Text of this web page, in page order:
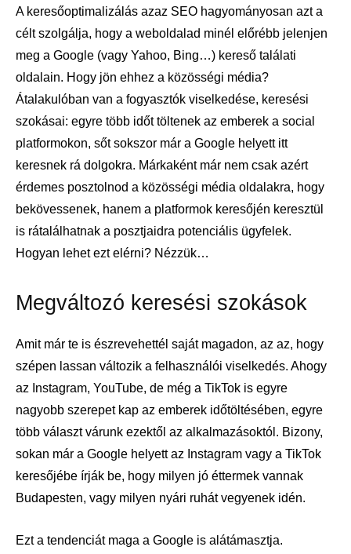
A keresőoptimalizálás azaz SEO hagyományosan azt a
célt szolgálja, hogy a weboldalad minél előrébb jelenjen
meg a Google (vagy Yahoo, Bing…) kereső találati
oldalain. Hogy jön ehhez a közösségi média?
Átalakulóban van a fogyasztók viselkedése, keresési
szokásai: egyre több időt töltenek az emberek a social
platformokon, sőt sokszor már a Google helyett itt
keresnek rá dolgokra. Márkaként már nem csak azért
érdemes posztolnod a közösségi média oldalakra, hogy
bekövessenek, hanem a platformok keresőjén keresztül
is rátalálhatnak a posztjaidra potenciális ügyfelek.
Hogyan lehet ezt elérni? Nézzük…
Megváltozó keresési szokások
Amit már te is észrevehettél saját magadon, az az, hogy
szépen lassan változik a felhasználói viselkedés. Ahogy
az Instagram, YouTube, de még a TikTok is egyre
nagyobb szerepet kap az emberek időtöltésében, egyre
több választ várunk ezektől az alkalmazásoktól. Bizony,
sokan már a Google helyett az Instagram vagy a TikTok
keresőjébe írják be, hogy milyen jó éttermek vannak
Budapesten, vagy milyen nyári ruhát vegyenek idén.
Ezt a tendenciát maga a Google is alátámasztja.